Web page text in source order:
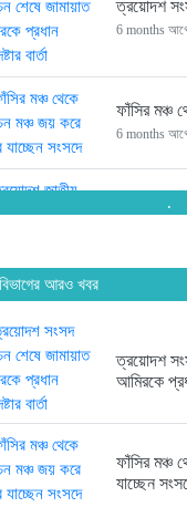
ত্রয়োদশ
6 months
ফাঁসির মঞ্চ
6 months
ত্রয়োদশ
ত্রয়োদশ
6 months আগে
.
আরও খবর
ত্রয়োদশ
আমিরকে
ফাঁসির মঞ্চ
যাচ্ছেন